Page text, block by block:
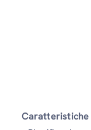
Caratteristiche